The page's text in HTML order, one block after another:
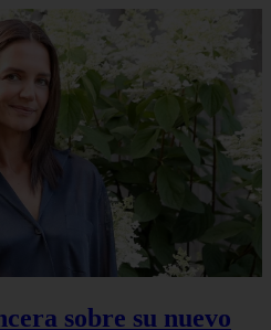
sobre su nuevo